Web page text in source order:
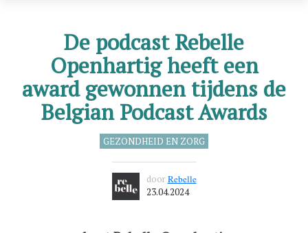
De podcast Rebelle
Openhartig heeft een
award gewonnen tijdens de
Belgian Podcast Awards
GEZONDHEID EN ZORG
doorRebelle
23.04.2024